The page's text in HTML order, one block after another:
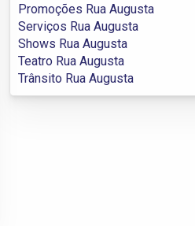
Promoções Rua Augusta
Serviços Rua Augusta
Shows Rua Augusta
Teatro Rua Augusta
Trânsito Rua Augusta